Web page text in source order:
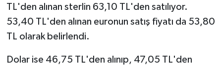
TL'den alınan sterlin 63,10 TL'den satılıyor.
53,40 TL'den alınan euronun satış fiyatı da 53,80
TL olarak belirlendi.
Dolar ise 46,75 TL'den alınıp, 47,05 TL'den